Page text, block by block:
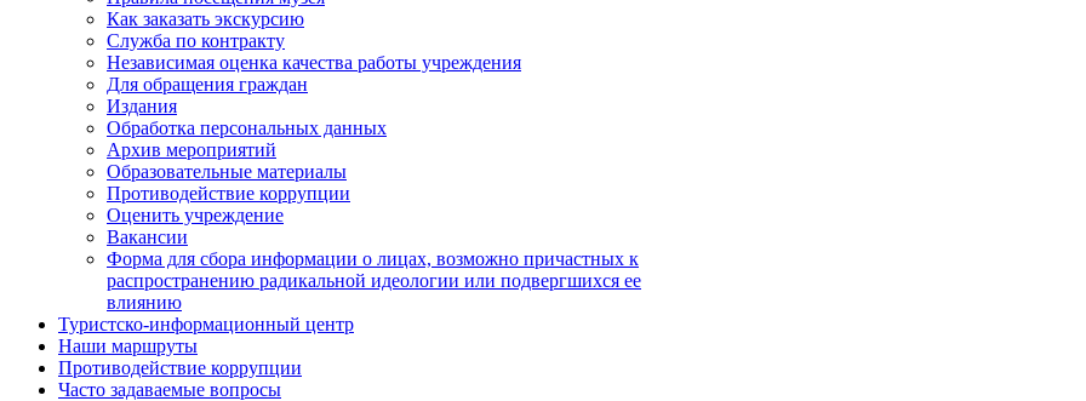
Как заказать экскурсию
Служба по контракту
Независимая оценка качества работы учреждения
Для обращения граждан
Издания
Обработка персональных данных
Архив мероприятий
Образовательные материалы
Противодействие коррупции
Оценить учреждение
Вакансии
Форма для сбора информации о лицах, возможно причастных к
распространению радикальной идеологии или подвергшихся ее
влиянию
Туристско-информационный центр
Наши маршруты
Противодействие коррупции
Часто задаваемые вопросы